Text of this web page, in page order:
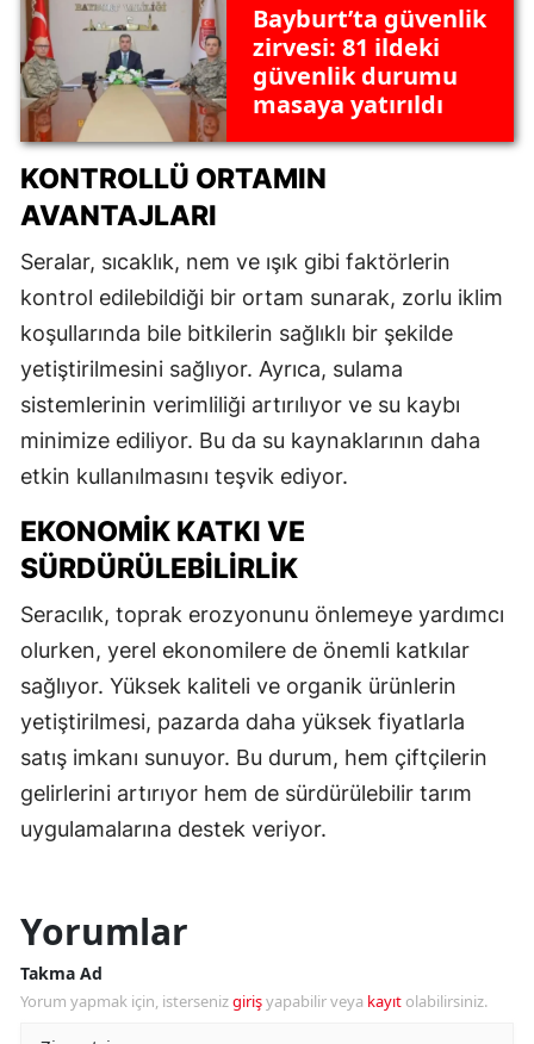
Bayburt’ta güvenlik
zirvesi: 81 ildeki
güvenlik durumu
masaya yatırıldı
KONTROLLÜ ORTAMIN
AVANTAJLARI
Seralar, sıcaklık, nem ve ışık gibi faktörlerin
kontrol edilebildiği bir ortam sunarak, zorlu iklim
koşullarında bile bitkilerin sağlıklı bir şekilde
yetiştirilmesini sağlıyor. Ayrıca, sulama
sistemlerinin verimliliği artırılıyor ve su kaybı
minimize ediliyor. Bu da su kaynaklarının daha
etkin kullanılmasını teşvik ediyor.
EKONOMIK KATKI VE
SÜRDÜRÜLEBILIRLIK
Seracılık, toprak erozyonunu önlemeye yardımcı
olurken, yerel ekonomilere de önemli katkılar
sağlıyor. Yüksek kaliteli ve organik ürünlerin
yetiştirilmesi, pazarda daha yüksek fiyatlarla
satış imkanı sunuyor. Bu durum, hem çiftçilerin
gelirlerini artırıyor hem de sürdürülebilir tarım
uygulamalarına destek veriyor.
Yorumlar
Takma Ad
Yorum yapmak için, istersenizgirişyapabilir veya kayıt olabilirsiniz.